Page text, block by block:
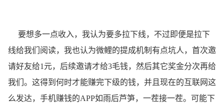
要想多一点收入，我认为要多拉下线，不过即便是拉下
线给我们阅读，我也认为微鲤的提成机制有点坑人，首次邀
请好友给1元，后续邀请才给3毛钱，然后其它奖金分次再给
我们。这得到何时才能赚完下级的钱，并且现在的互联网这
么发达，手机赚钱的APP如雨后芦笋，一茬接一茬。可能下